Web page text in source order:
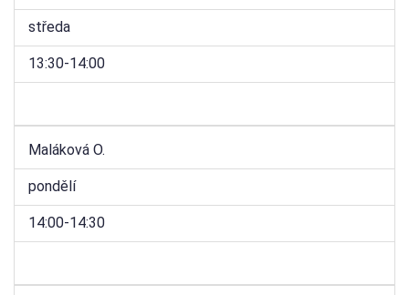
středa
13:30-14:00
Maláková O.
pondělí
14:00-14:30